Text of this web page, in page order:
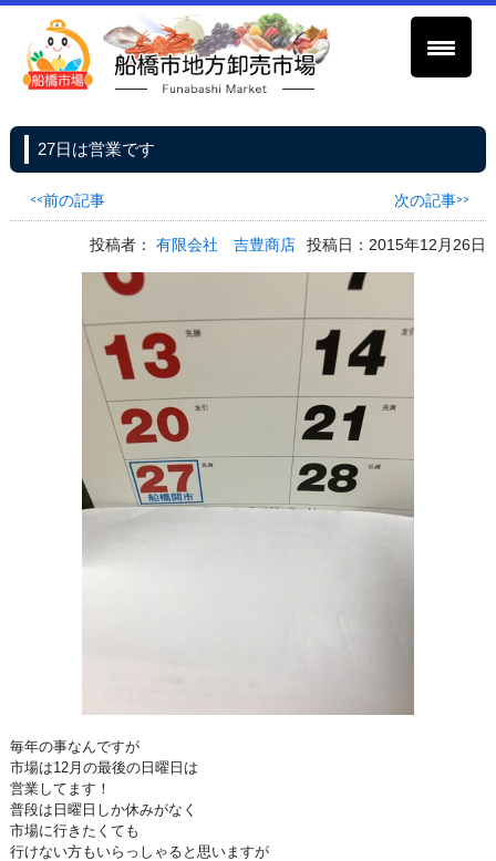
27日は営業です
<<前の記事 次の記事>>
投稿者：有限会社 吉豊商店 投稿日：2015年12月26日
毎年の事なんですが
市場は12月の最後の日曜日は
営業してます！
普段は日曜日しか休みがなく
市場に行きたくても
行けない方もいらっしゃると思いますが